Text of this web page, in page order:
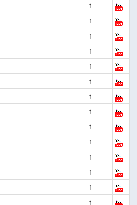
1
1
1
1
1
1
1
1
1
1
1
1
1
1